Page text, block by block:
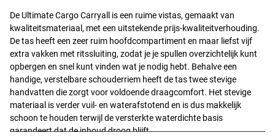
De Ultimate Cargo Carryall is een ruime vistas, gemaakt van
kwaliteitsmateriaal, met een uitstekende prijs-kwaliteitverhouding.
De tas heeft een zeer ruim hoofdcompartiment en maar liefst vijf
extra vakken met ritssluiting, zodat je je spullen overzichtelijk kunt
opbergen en snel kunt vinden wat je nodig hebt. Behalve een
handige, verstelbare schouderriem heeft de tas twee stevige
handvatten die zorgt voor voldoende draagcomfort. Het stevige
materiaal is verder vuil- en waterafstotend en is dus makkelijk
schoon te houden terwijl de versterkte waterdichte basis
garandeert dat de inhoud droog blijft.